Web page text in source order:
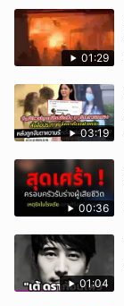
01:29
03:19
00:36
01:04